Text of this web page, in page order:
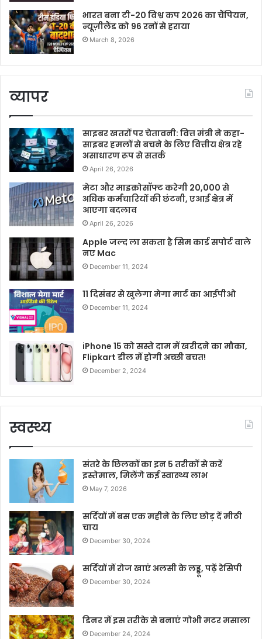
भारत बना टी-20 विश्व कप 2026 का चैंपियन,
न्यूज़ीलैंड को 96 रनों से हराया
March 8, 2026
व्यापर
साइबर खतरों पर चेतावनी: वित्त मंत्री ने कहा-
साइबर हमलों से बचने के लिए वित्तीय क्षेत्र रहे
असाधारण रूप से सतर्क
April 26, 2026
मेटा और माइक्रोसॉफ्ट करेगी 20,000 से
अधिक कर्मचारियों की छंटनी, एआई क्षेत्र में
आएगा बदलाव
April 26, 2026
Apple जल्द ला सकता है सिम कार्ड सपोर्ट वाले
नए Mac
December 11, 2024
11 दिसंबर से खुलेगा मेगा मार्ट का आईपीओ
December 11, 2024
iPhone 15 को सस्ते दाम में खरीदने का मौका,
Flipkart डील में होगी अच्छी बचत!
December 2, 2024
स्वस्थ्य
संतरे के छिलकों का इन 5 तरीकों से करें
इस्तेमाल, मिलेंगे कई स्वास्थ्य लाभ
May 7, 2026
सर्दियों में बस एक महीने के लिए छोड़ दें मीठी
चाय
December 30, 2024
सर्दियों में रोज खाएं अलसी के लड्डू, पढ़ें रेसिपी
December 30, 2024
डिनर में इस तरीके से बनाएं गोभी मटर मसाला
December 24, 2024